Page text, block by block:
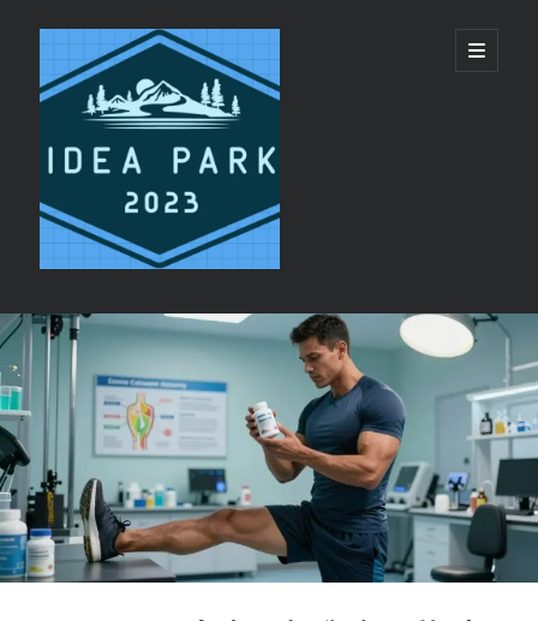
ideapark.quest
開
啟
資
訊
欄
Recent Posts
代買代購平台 vs 單純代轉運服務：美國代購推
薦選擇邏輯
睡眠呼吸機與日間疲勞：呼吸機恢復精力機制
香港 CPAP 供應商 配件 更換提醒服務
CPAP鼻罩同全臉罩有咩分別?
Flat Roofing Sheets in Educational Facilities and